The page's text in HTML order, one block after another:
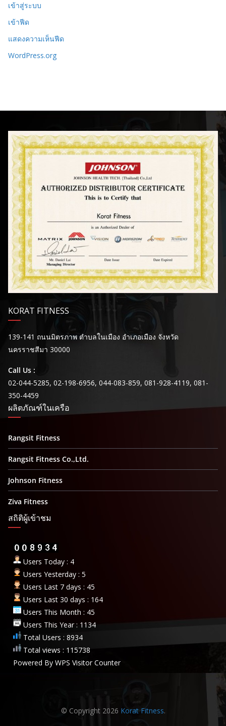
เข้าสู่ระบบ
เข้าฟีด
แสดงความเห็นฟีด
WordPress.org
KORAT FITNESS
139-141 ถนนมิตรภาพ ตำบลในเมือง อำเภอเมือง จังหวัด
นครราชสีมา 30000
Call Us :
02-044-5285, 02-198-6956, 044-083-859, 081-928-4119, 081-
350-4459
ผลิตภัณฑ์ในเครือ
Rangsit Fitness
Rangsit Fitness Co.,Ltd.
Johnson Fitness
Ziva Fitness
สถิติผู้เข้าชม
Users Today : 4
Users Yesterday : 5
Users Last 7 days : 45
Users Last 30 days : 164
Users This Month : 45
Users This Year : 1134
Total Users : 8934
Total views : 115738
Powered By WPS Visitor Counter
© Copyright 2026 Korat Fitness.